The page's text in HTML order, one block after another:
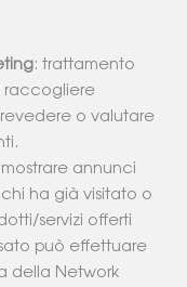
: trattamento
raccogliere
o valutare
annunci
ha già visitato o
servizi offerti
può effettuare
della Network